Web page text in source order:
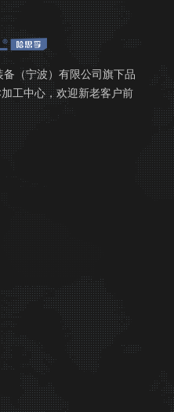
（宁波）有限公司旗下品
工中心，欢迎新老客户前